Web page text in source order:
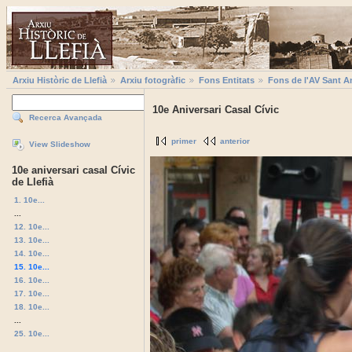
Arxiu Històric de Llefià Arxiu fotogràfic Fons Entitats Fons de l'AV Sant
Recerca Avançada
View Slideshow
10e aniversari casal Cívic
de Llefià
1. 10e...
12. 10e...
13. 10e...
14. 10e...
15. 10e...
16. 10e...
17. 10e...
18. 10e...
25. 10e...
10e Aniversari Casal Cívic
primer anterior